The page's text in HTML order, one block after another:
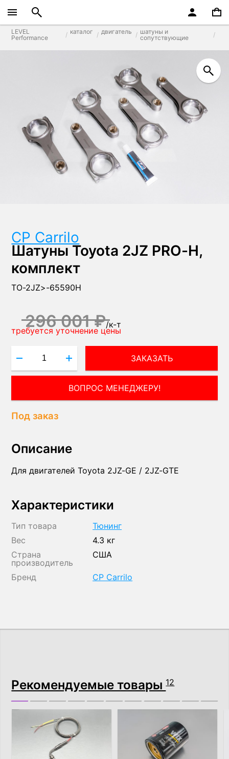
LEVEL
Performance
каталог двигатель
шатуны и
сопутствующие
CP Carrilo
Шатуны Toyota 2JZ PRO-H,
комплект
TO-2JZ>-65590H
296 001 ₽/к-т
требуется уточнение цены
ЗАКАЗАТЬ
ВОПРОС МЕНЕДЖЕРУ!
Под заказ
Описание
Для двигателей Toyota 2JZ-GE / 2JZ-GTE
Характеристики
Тип товара
Тюнинг
Вес
4.3 кг
Страна
производитель
США
Бренд CP Carrilo
Рекомендуемые товары12